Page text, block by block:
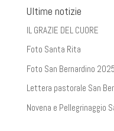
Ultime notizie
IL GRAZIE DEL CUORE
Foto Santa Rita
Foto San Bernardino 2025
Lettera pastorale San
Novena e Pellegrinaggio